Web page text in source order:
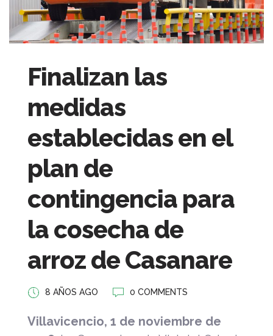
Finalizan las
medidas
establecidas en el
plan de
contingencia para
la cosecha de
arroz de Casanare
8 AÑOS AGO 0 COMMENTS
Villavicencio, 1 de noviembre de